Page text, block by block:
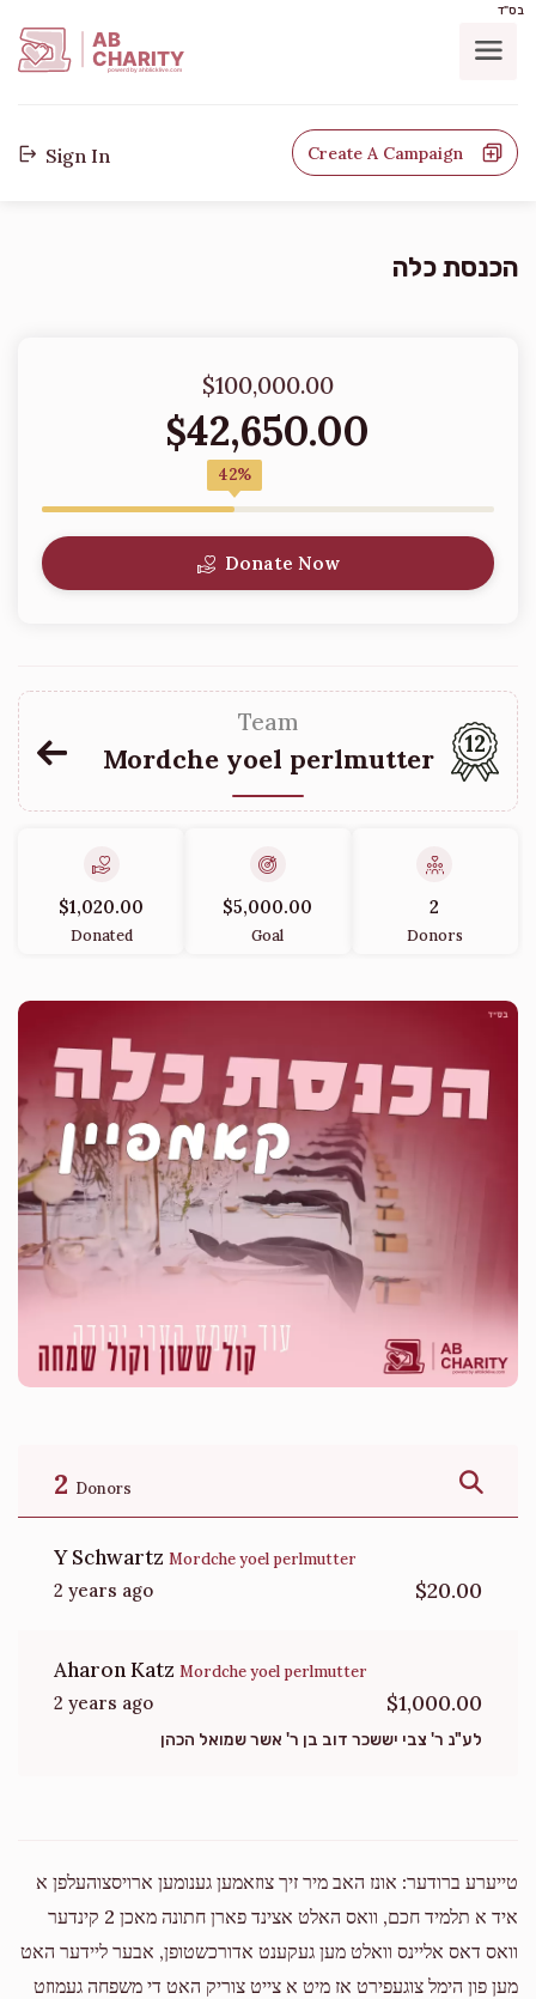
בס"ד
AB
CHARITY
powerd by ahblicklive.com
Sign In Create A Campaign
הכנסת כלה
$100,000.00
$42,650.00
42%
Donate Now
Team
Mordche yoel perlmutter 12
$1,020.00
Donated
$5,000.00
Goal
2
Donors
2 Donors
Y Schwartz Mordche yoel perlmutter
2 years ago $20.00
Aharon Katz Mordche yoel perlmutter
2 years ago $1,000.00
לע"נ ר' צבי יששכר דוב בן ר' אשר שמואל הכהן
טייערע ברודער: אונז האב מיר זיך צוזאמען גענומען ארויסצוהעלפן א
איד א תלמיד חכם, וואס האלט אצינד פארן חתונה מאכן 2 קינדער
וואס דאס אליינס וואלט מען געקענט אדורכשטופן, אבער ליידער האט
מען פון הימל צוגעפירט אז מיט א צייט צוריק האט די משפחה געמוזט